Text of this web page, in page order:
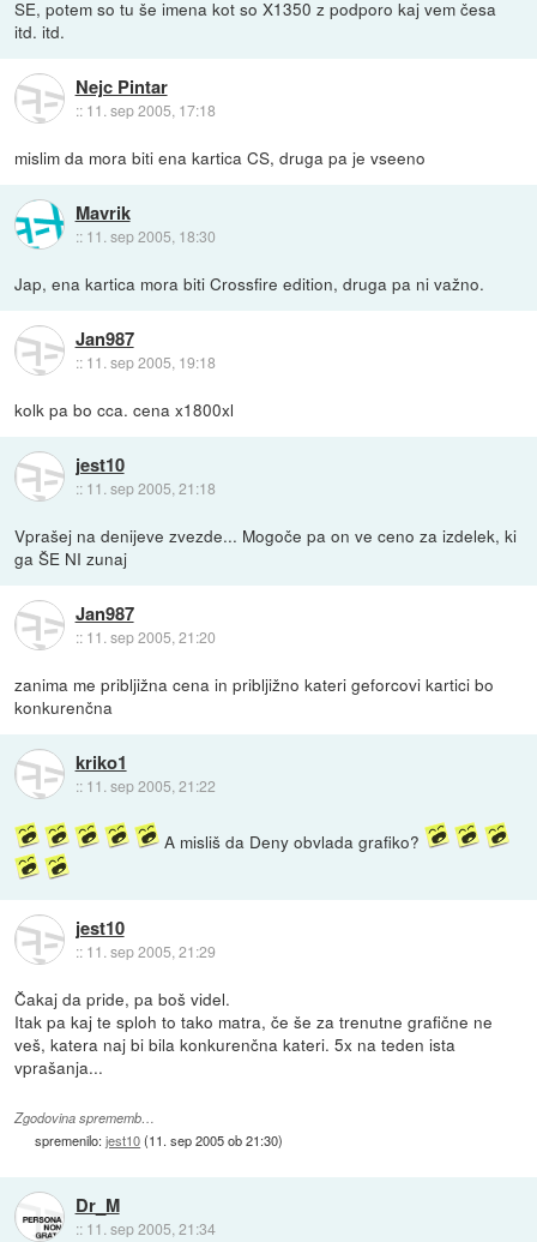
SE, potem so tu še imena kot so X1350 z podporo kaj vem česa
itd. itd.
Nejc Pintar
:: 11. sep 2005, 17:18
mislim da mora biti ena kartica CS, druga pa je vseeno
Mavrik
:: 11. sep 2005, 18:30
Jap, ena kartica mora biti Crossfire edition, druga pa ni važno.
Jan987
:: 11. sep 2005, 19:18
kolk pa bo cca. cena x1800xl
jest10
:: 11. sep 2005, 21:18
Vprašej na denijeve zvezde... Mogoče pa on ve ceno za izdelek, ki
ga ŠE NI zunaj
Jan987
:: 11. sep 2005, 21:20
zanima me pribljižna cena in pribljižno kateri geforcovi kartici bo
konkurenčna
kriko1
:: 11. sep 2005, 21:22
A misliš da Deny obvlada grafiko?
jest10
:: 11. sep 2005, 21:29
Čakaj da pride, pa boš videl.
Itak pa kaj te sploh to tako matra, če še za trenutne grafične ne
veš, katera naj bi bila konkurenčna kateri. 5x na teden ista
vprašanja...
Zgodovina sprememb…
spremenilo:jest10(11. sep 2005 ob 21:30)
Dr_M
:: 11. sep 2005, 21:34